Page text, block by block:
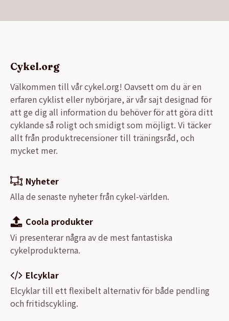
Cykel.org
Välkommen till vår cykel.org! Oavsett om du är en
erfaren cyklist eller nybörjare, är vår sajt designad för
att ge dig all information du behöver för att göra ditt
cyklande så roligt och smidigt som möjligt. Vi täcker
allt från produktrecensioner till träningsråd, och
mycket mer.
Nyheter
Alla de senaste nyheter från cykel-världen.
Coola produkter
Vi presenterar några av de mest fantastiska
cykelprodukterna.
Elcyklar
Elcyklar till ett flexibelt alternativ för både pendling
och fritidscykling.